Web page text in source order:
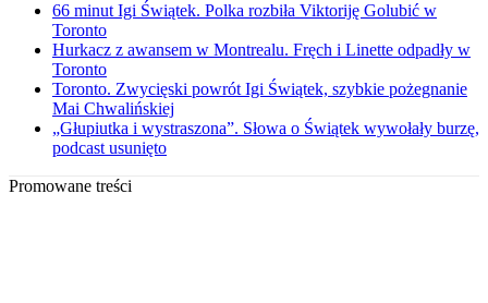
66 minut Igi Świątek. Polka rozbiła Viktoriję Golubić w
Toronto
Hurkacz z awansem w Montrealu. Fręch i Linette odpadły w
Toronto
Toronto. Zwycięski powrót Igi Świątek, szybkie pożegnanie
Mai Chwalińskiej
„Głupiutka i wystraszona”. Słowa o Świątek wywołały burzę,
podcast usunięto
Promowane treści